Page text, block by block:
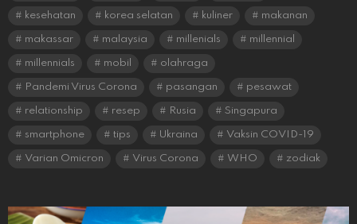
kesehatan korea selatan kuliner makanan
makassar malaysia millenials millennial
millennials mobil olahraga
Pandemi Virus Corona pasangan pesawat
relationship resep Rusia Singapura
smartphone tips Ukraina Vaksin COVID-19
Varian Omicron Virus Corona WHO zodiak